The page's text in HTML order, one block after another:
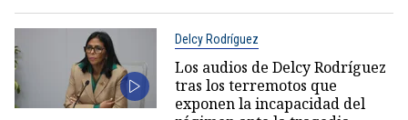
Delcy Rodríguez
Los audios de Delcy Rodríguez
tras los terremotos que
exponen la incapacidad del